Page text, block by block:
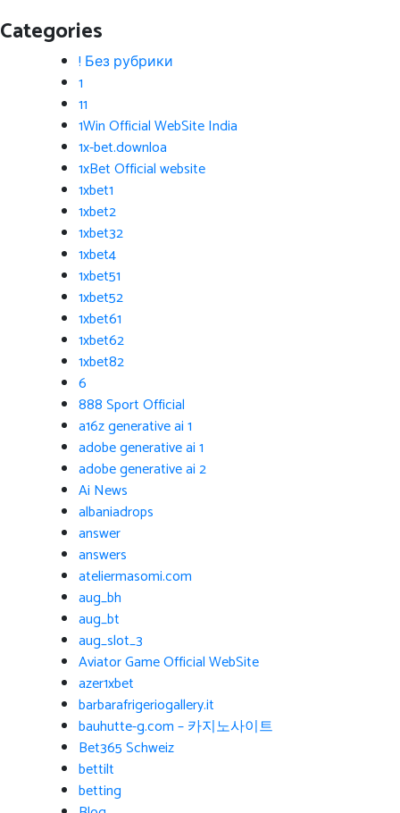
Categories
! Без рубрики
1
11
1Win Official WebSite India
1x-bet.downloa
1xBet Official website
1xbet1
1xbet2
1xbet32
1xbet4
1xbet51
1xbet52
1xbet61
1xbet62
1xbet82
6
888 Sport Official
a16z generative ai 1
adobe generative ai 1
adobe generative ai 2
Ai News
albaniadrops
answer
answers
ateliermasomi.com
aug_bh
aug_bt
aug_slot_3
Aviator Game Official WebSite
azer1xbet
barbarafrigeriogallery.it
bauhutte-g.com – 카지노사이트
Bet365 Schweiz
bettilt
betting